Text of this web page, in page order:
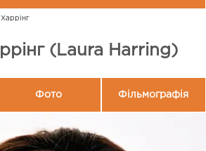
(Laura Harring)
Фото Фільмографія